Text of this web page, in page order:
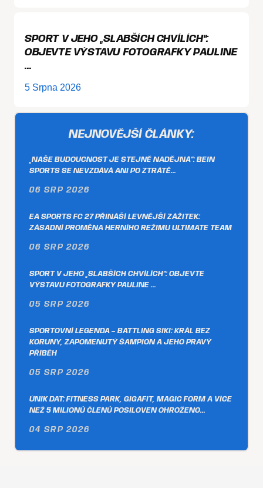
SPORT V JEHO „SLABŠÍCH CHVÍLÍCH“:
OBJEVTE VÝSTAVU FOTOGRAFKY PAULINE
…
5 Srpna 2026
NEJNOVĚJŠÍ ČLÁNKY:
„NAŠE BUDOUCNOST JE STEJNĚ NADĚJNÁ“: BEIN
SPORTS SE NEVZDÁVÁ ANI PO ZTRÁTĚ…
06 SRP 2026
EA SPORTS FC 27 PŘINÁŠÍ LEVNĚJŠÍ ZÁŽITEK:
ZÁSADNÍ PROMĚNA HERNÍHO REŽIMU ULTIMATE TEAM
06 SRP 2026
SPORT V JEHO „SLABŠÍCH CHVÍLÍCH“: OBJEVTE
VÝSTAVU FOTOGRAFKY PAULINE …
05 SRP 2026
SPORTOVNÍ LEGENDA – BATTLING SIKI: KRÁL BEZ
KORUNY, ZAPOMENUTÝ ŠAMPION A JEHO PRAVÝ
PŘÍBĚH
05 SRP 2026
ÚNIK DAT: FITNESS PARK, GIGAFIT, MAGIC FORM A VÍCE
NEŽ 5 MILIONŮ ČLENŮ POSILOVEN OHROŽENO…
04 SRP 2026